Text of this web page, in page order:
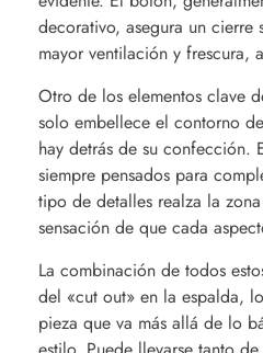
decorativo, asegura un cierre
mayor ventilación y frescura,
Otro de los elementos clave
solo embellece el contorno
hay detrás de su confección.
siempre pensados para
tipo de detalles realza la
sensación de que cada
La combinación de todos
del «cut out» en la espalda,
pieza que va más allá de lo